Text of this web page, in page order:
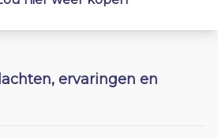
ervaringen en